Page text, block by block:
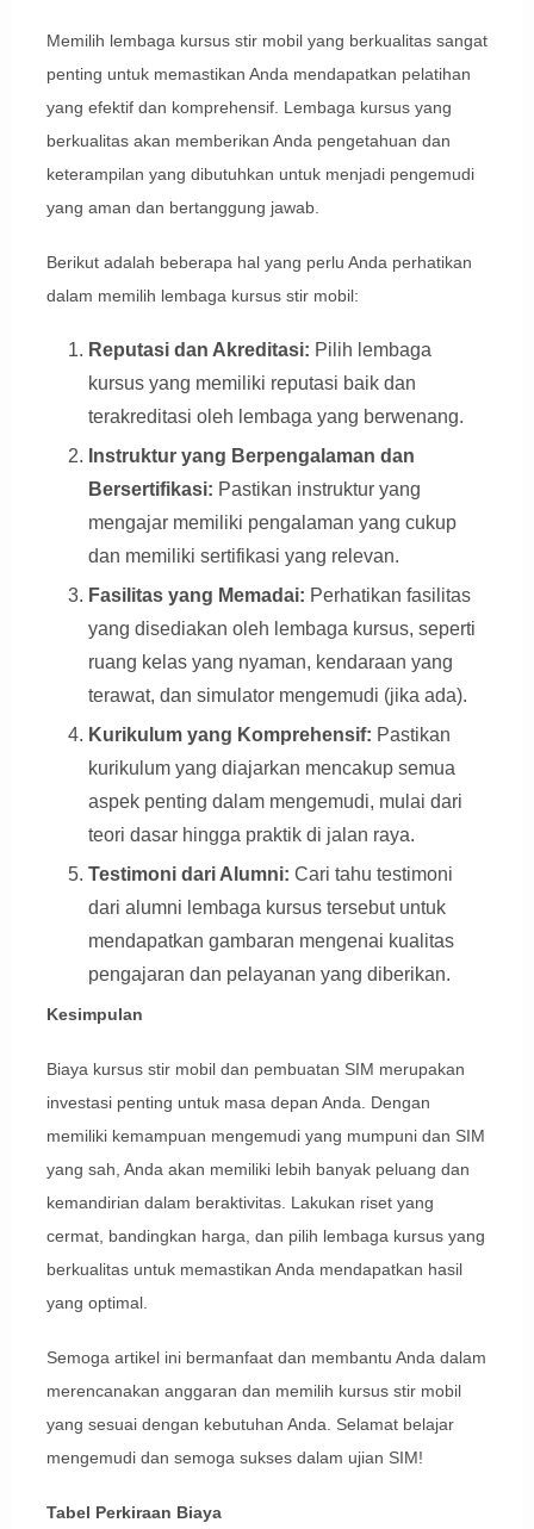
Memilih lembaga kursus stir mobil yang berkualitas sangat
penting untuk memastikan Anda mendapatkan pelatihan
yang efektif dan komprehensif. Lembaga kursus yang
berkualitas akan memberikan Anda pengetahuan dan
keterampilan yang dibutuhkan untuk menjadi pengemudi
yang aman dan bertanggung jawab.
Berikut adalah beberapa hal yang perlu Anda perhatikan
dalam memilih lembaga kursus stir mobil:
Reputasi dan Akreditasi: Pilih lembaga
kursus yang memiliki reputasi baik dan
terakreditasi oleh lembaga yang berwenang.
Instruktur yang Berpengalaman dan
Bersertifikasi: Pastikan instruktur yang
mengajar memiliki pengalaman yang cukup
dan memiliki sertifikasi yang relevan.
Fasilitas yang Memadai: Perhatikan fasilitas
yang disediakan oleh lembaga kursus, seperti
ruang kelas yang nyaman, kendaraan yang
terawat, dan simulator mengemudi (jika ada).
Kurikulum yang Komprehensif: Pastikan
kurikulum yang diajarkan mencakup semua
aspek penting dalam mengemudi, mulai dari
teori dasar hingga praktik di jalan raya.
Testimoni dari Alumni: Cari tahu testimoni
dari alumni lembaga kursus tersebut untuk
mendapatkan gambaran mengenai kualitas
pengajaran dan pelayanan yang diberikan.
Kesimpulan
Biaya kursus stir mobil dan pembuatan SIM merupakan
investasi penting untuk masa depan Anda. Dengan
memiliki kemampuan mengemudi yang mumpuni dan SIM
yang sah, Anda akan memiliki lebih banyak peluang dan
kemandirian dalam beraktivitas. Lakukan riset yang
cermat, bandingkan harga, dan pilih lembaga kursus yang
berkualitas untuk memastikan Anda mendapatkan hasil
yang optimal.
Semoga artikel ini bermanfaat dan membantu Anda dalam
merencanakan anggaran dan memilih kursus stir mobil
yang sesuai dengan kebutuhan Anda. Selamat belajar
mengemudi dan semoga sukses dalam ujian SIM!
Tabel Perkiraan Biaya